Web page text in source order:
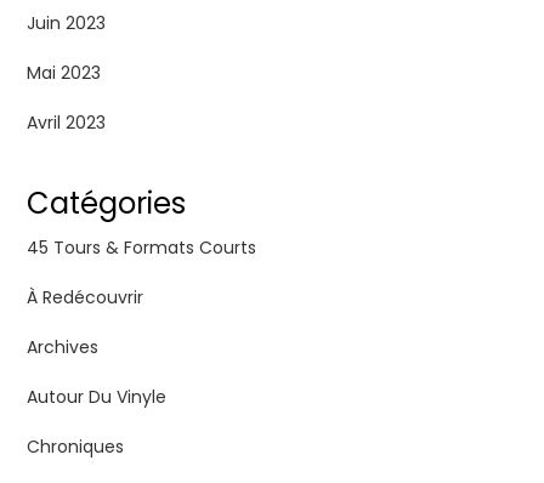
Juin 2023
Mai 2023
Avril 2023
Catégories
45 Tours & Formats Courts
À Redécouvrir
Archives
Autour Du Vinyle
Chroniques